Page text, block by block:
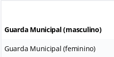
Guarda Municipal (masculino)
Guarda Municipal (feminino)